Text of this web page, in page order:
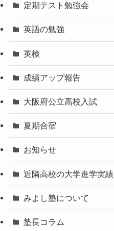
定期テスト勉強会
英語の勉強
英検
成績アップ報告
大阪府公立高校入試
夏期合宿
お知らせ
近隣高校の大学進学実績
みよし塾について
塾長コラム